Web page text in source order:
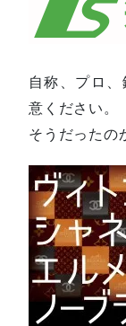
自称、プロ
意ください。
そうだったの